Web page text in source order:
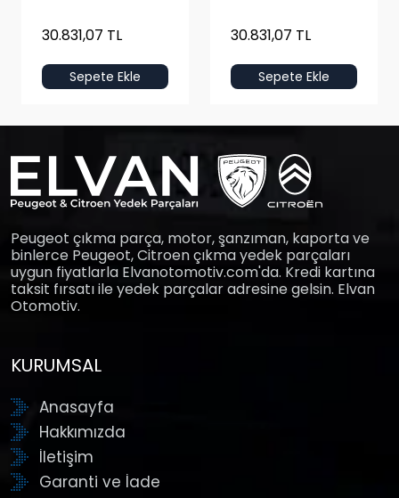
30.831,07 TL
Sepete Ekle
30.831,07 TL
Sepete Ekle
Peugeot çıkma parça, motor, şanzıman, kaporta ve
binlerce Peugeot, Citroen çıkma yedek parçaları
uygun fiyatlarla Elvanotomotiv.com'da. Kredi kartına
taksit fırsatı ile yedek parçalar adresine gelsin. Elvan
Otomotiv.
KURUMSAL
Anasayfa
Hakkımızda
İletişim
Garanti ve İade